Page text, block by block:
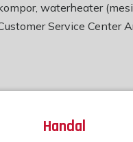
waterheater
Service
Handal